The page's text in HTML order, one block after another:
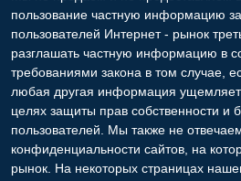
пользование частную информацию
пользователей Интернет - рынок
разглашать частную информацию в
требованиями закона в том случае,
любая другая информация ущемляет
целях защиты прав собственности и
пользователей. Мы также не
конфиденциальности сайтов, на
рынок. На некоторых страницах